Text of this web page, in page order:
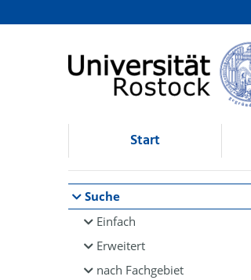
Browsen
direkt zum Inhalt
Start
Suche
Einfach
Erweitert
nach Fachgebiet